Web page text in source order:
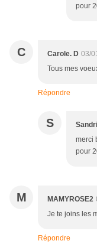
pour
C Carole. D 03/
Tous mes
Répondre
S
merci
pour
M MAMYROSE2
Je te joins les
Répondre